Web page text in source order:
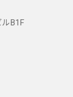
B1F